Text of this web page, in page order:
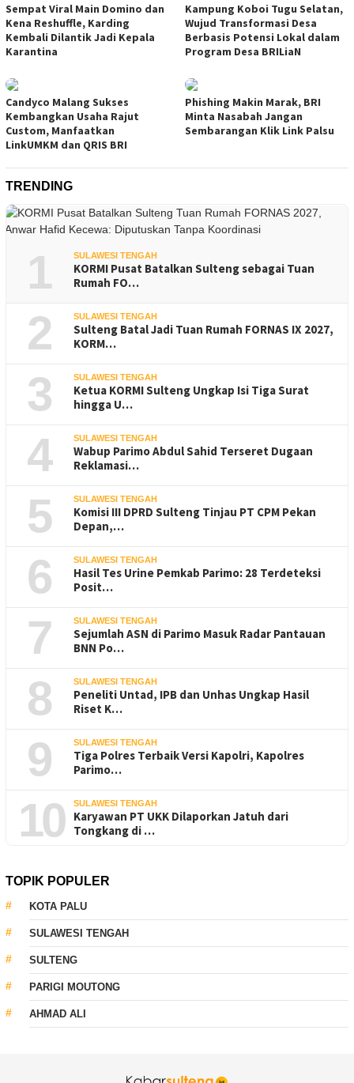
Sempat Viral Main Domino dan
Kena Reshuffle, Karding
Kembali Dilantik Jadi Kepala
Karantina
Kampung Koboi Tugu Selatan,
Wujud Transformasi Desa
Berbasis Potensi Lokal dalam
Program Desa BRILiaN
Candyco Malang Sukses
Kembangkan Usaha Rajut
Custom, Manfaatkan
LinkUMKM dan QRIS BRI
Phishing Makin Marak, BRI
Minta Nasabah Jangan
Sembarangan Klik Link Palsu
TRENDING
1 SULAWESI TENGAH
KORMI Pusat Batalkan Sulteng sebagai Tuan
Rumah FO…
2 SULAWESI TENGAH
Sulteng Batal Jadi Tuan Rumah FORNAS IX 2027,
KORM…
3 SULAWESI TENGAH
Ketua KORMI Sulteng Ungkap Isi Tiga Surat
hingga U…
4 SULAWESI TENGAH
Wabup Parimo Abdul Sahid Terseret Dugaan
Reklamasi…
5 SULAWESI TENGAH
Komisi III DPRD Sulteng Tinjau PT CPM Pekan
Depan,…
6 SULAWESI TENGAH
Hasil Tes Urine Pemkab Parimo: 28 Terdeteksi
Posit…
7 SULAWESI TENGAH
Sejumlah ASN di Parimo Masuk Radar Pantauan
BNN Po…
8 SULAWESI TENGAH
Peneliti Untad, IPB dan Unhas Ungkap Hasil
Riset K…
9 SULAWESI TENGAH
Tiga Polres Terbaik Versi Kapolri, Kapolres
Parimo…
10 SULAWESI TENGAH
Karyawan PT UKK Dilaporkan Jatuh dari
Tongkang di …
TOPIK POPULER
KOTA PALU
SULAWESI TENGAH
SULTENG
PARIGI MOUTONG
AHMAD ALI